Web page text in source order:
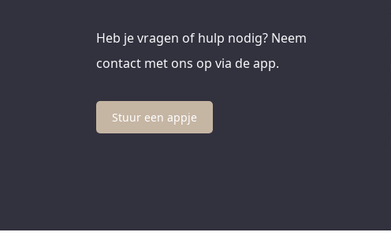
Heb je vragen of hulp nodig? Neem
contact met ons op via de app.
Stuur een appje